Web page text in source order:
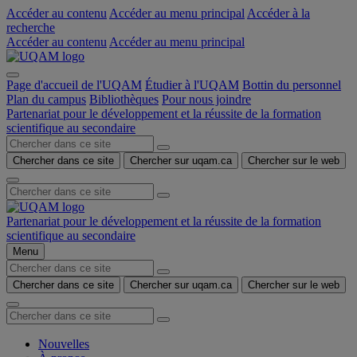
Accéder au contenu Accéder au menu principal Accéder à la
recherche
Accéder au contenu Accéder au menu principal
Page d'accueil de l'UQAM Étudier à l'UQAM Bottin du personnel
Plan du campus Bibliothèques Pour nous joindre
Partenariat pour le développement et la réussite de la formation
scientifique au secondaire
Chercher dans ce site Chercher sur uqam.ca Chercher sur le web
Partenariat pour le développement et la réussite de la formation
scientifique au secondaire
Menu
Chercher dans ce site Chercher sur uqam.ca Chercher sur le web
Nouvelles